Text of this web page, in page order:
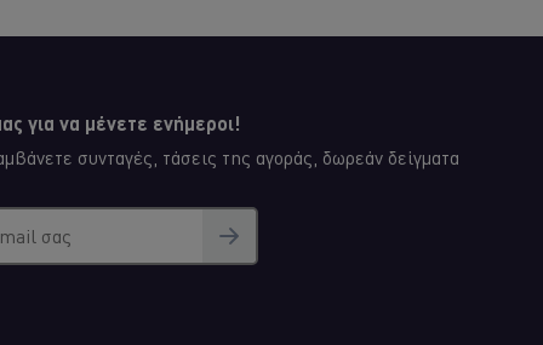
για να μένετε ενήμεροι!
συνταγές, τάσεις της αγοράς, δωρεάν δείγματα
σας